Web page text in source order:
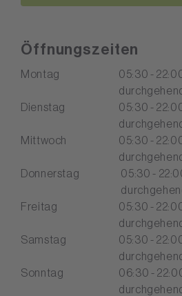
Öffnungszeiten
Montag
05:30 -
Dienstag
05:30 -
Mittwoch
05:30 -
Donnerstag
05:30 -
Freitag
05:30 -
Samstag
05:30 -
Sonntag
06:30 -